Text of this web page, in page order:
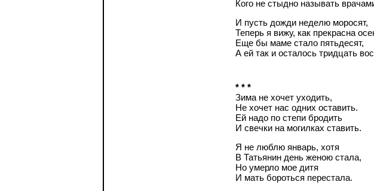
Кого не стыдно называть
И пусть дожди неделю моросят,
Теперь я вижу, как прекрасна
Еще бы маме стало пятьдесят,
А ей так и осталось тридцать
* * *
Зима не хочет уходить,
Не хочет нас одних оставить.
Ей надо по степи бродить
И свечки на могилках ставить.
Я не люблю январь, хотя
В Татьянин день женою стала,
Но умерло мое дитя
И мать бороться перестала.